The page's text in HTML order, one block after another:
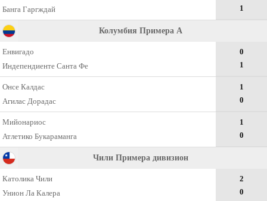
Банга Гаргждай
1
Колумбия Примера А
Енвигадо
Индепендиенте Санта Фе
0
1
Онсе Калдас
Агилас Дорадас
1
0
Мийонариос
Атлетико Букараманга
1
0
Чили Примера дивизион
Католика Чили
Унион Ла Калера
2
0